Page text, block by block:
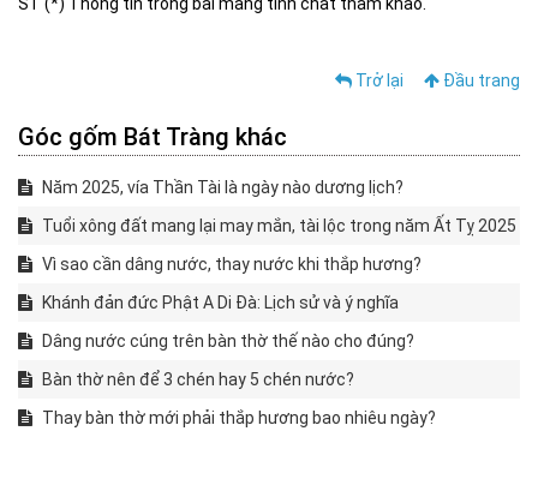
Trở lại Đầu trang
Góc gốm Bát Tràng khác
Năm 2025, vía Thần Tài là ngày nào dương lịch?
Tuổi xông đất mang lại may mắn, tài lộc trong năm Ất Tỵ 2025
Vì sao cần dâng nước, thay nước khi thắp hương?
Khánh đản đức Phật A Di Đà: Lịch sử và ý nghĩa
Dâng nước cúng trên bàn thờ thế nào cho đúng?
Bàn thờ nên để 3 chén hay 5 chén nước?
Thay bàn thờ mới phải thắp hương bao nhiêu ngày?